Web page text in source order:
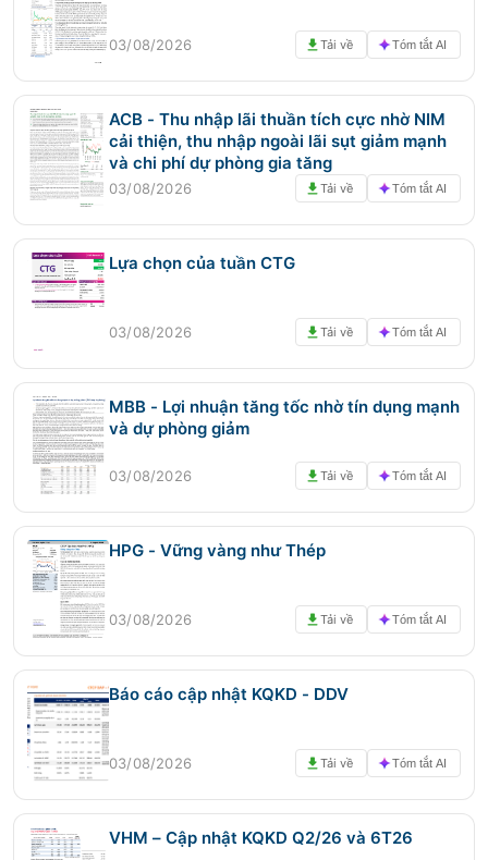
03/08/2026 Tải về Tóm tắt AI
ACB - Thu nhập lãi thuần tích cực nhờ NIM
cải thiện, thu nhập ngoài lãi sụt giảm mạnh
và chi phí dự phòng gia tăng
03/08/2026 Tải về Tóm tắt AI
Lựa chọn của tuần CTG
03/08/2026 Tải về Tóm tắt AI
MBB - Lợi nhuận tăng tốc nhờ tín dụng mạnh
và dự phòng giảm
03/08/2026 Tải về Tóm tắt AI
HPG - Vững vàng như Thép
03/08/2026 Tải về Tóm tắt AI
Báo cáo cập nhật KQKD - DDV
03/08/2026 Tải về Tóm tắt AI
VHM – Cập nhật KQKD Q2/26 và 6T26